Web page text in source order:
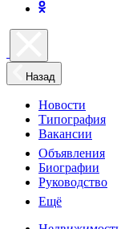
Назад
Новости
Типография
Вакансии
Объявления
Биографии
Руководство
Ещё